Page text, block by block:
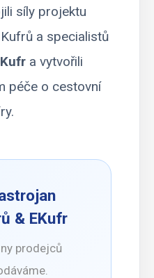
síly projektu
a specialistů
a vytvořili
péče o cestovní
& EKufr
prodejců